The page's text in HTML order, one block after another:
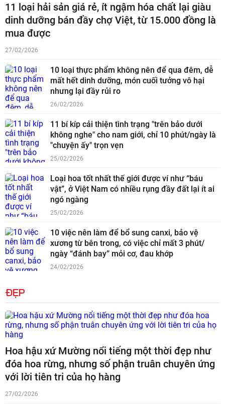
11 loại hải sản giá rẻ, ít ngậm hóa chất lại giàu
dinh dưỡng bán đầy chợ Việt, từ 15.000 đồng là
mua được
27/02/2026
10 loại thực phẩm không nên để qua đêm, dễ
mất hết dinh dưỡng, món cuối tưởng vô hại
nhưng lại đầy rủi ro
26/02/2026
11 bí kíp cải thiện tình trạng "trên bảo dưới
không nghe" cho nam giới, chỉ 10 phút/ngày là
"chuyện ấy" trọn vẹn
25/02/2026
Loại hoa tốt nhất thế giới được ví như “báu
vật”, ở Việt Nam có nhiều rụng đầy đất lại ít ai
ngó ngàng
25/02/2026
10 việc nên làm để bổ sung canxi, bảo vệ
xương từ bên trong, có việc chỉ mất 3 phút/
ngày “đánh bay” mỏi cơ, đau khớp
24/02/2026
ĐẸP
Hoa hậu xứ Mường nổi tiếng một thời đẹp như
đóa hoa rừng, nhưng số phận truân chuyên ứng
với lời tiên tri của họ hàng
27/02/2026